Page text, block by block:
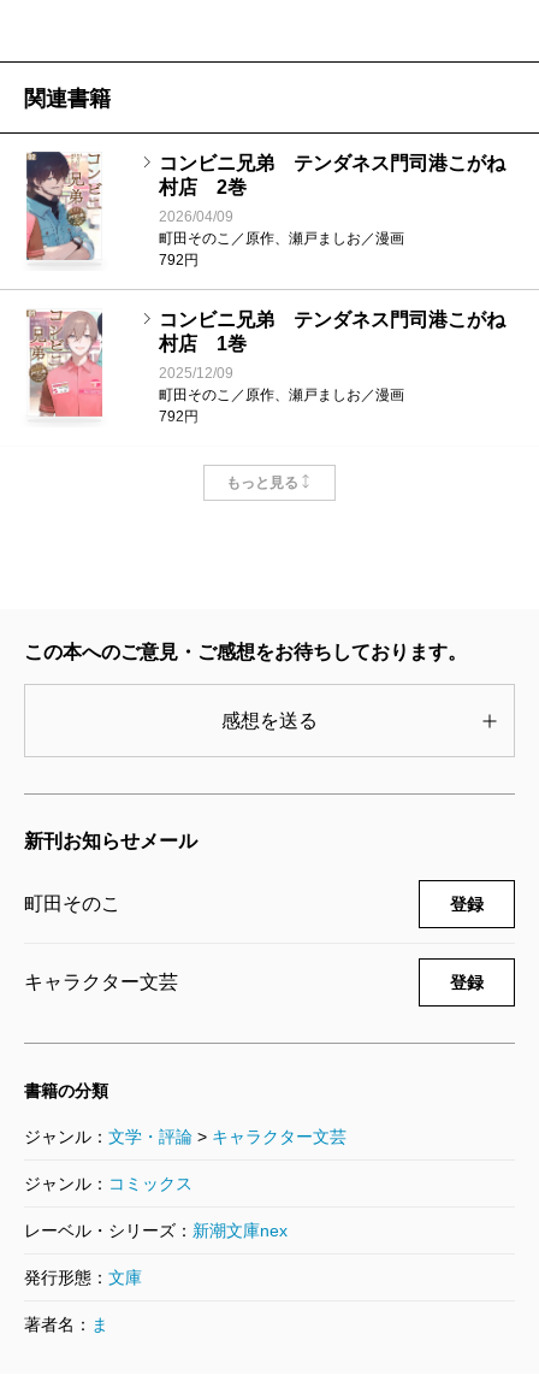
関連書籍
コンビニ兄弟 テンダネス門司港こがね
村店 2巻
2026/04/09
町田そのこ／原作、瀬戸ましお／漫画
792円
コンビニ兄弟 テンダネス門司港こがね
村店 1巻
2025/12/09
町田そのこ／原作、瀬戸ましお／漫画
792円
コンビニ兄弟5─テンダネス門司港こがね
村店─
村店―
2024/11/28
町田そのこ／著
コンビニ兄弟3―テンダネス門司港こがね
2023/08/29
村店―
649円
もっと見る
この本へのご意見・ご感想をお待ちしております。
感想を送る
新刊お知らせメール
町田そのこ 登録
キャラクター文芸 登録
書籍の分類
ジャンル： 文学・評論 > キャラクター文芸
ジャンル： コミックス
レーベル・シリーズ： 新潮文庫nex
発行形態： 文庫
著者名： ま